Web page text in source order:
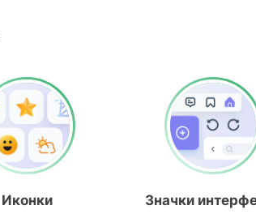
Иконки Значки